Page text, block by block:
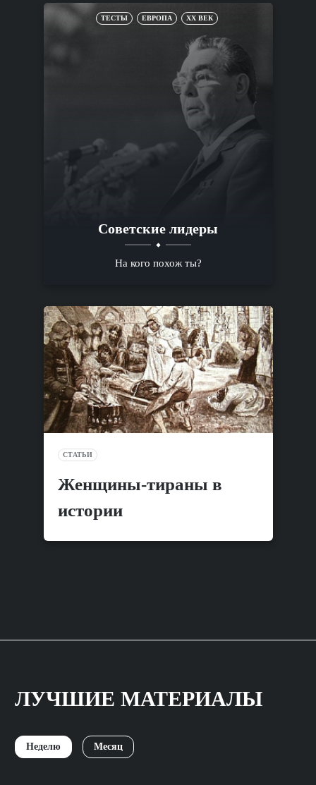
ТЕСТЫ ЕВРОПА XX ВЕК
Советские лидеры
На кого похож ты?
СТАТЬИ
Женщины-тираны в
истории
ЛУЧШИЕ МАТЕРИАЛЫ
Неделю Месяц